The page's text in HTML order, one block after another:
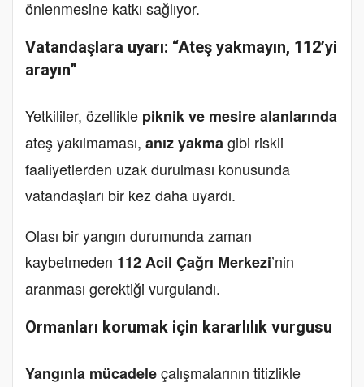
önlenmesine katkı sağlıyor.
Vatandaşlara uyarı: “Ateş yakmayın, 112’yi
arayın”
Yetkililer, özellikle piknik ve mesire alanlarında
ateş yakılmaması, anız yakmagibi riskli
faaliyetlerden uzak durulması konusunda
vatandaşları bir kez daha uyardı.
Olası bir yangın durumunda zaman
kaybetmeden 112 Acil Çağrı Merkezi’nin
aranması gerektiği vurgulandı.
Ormanları korumak için kararlılık vurgusu
Yangınla mücadeleçalışmalarının titizlikle